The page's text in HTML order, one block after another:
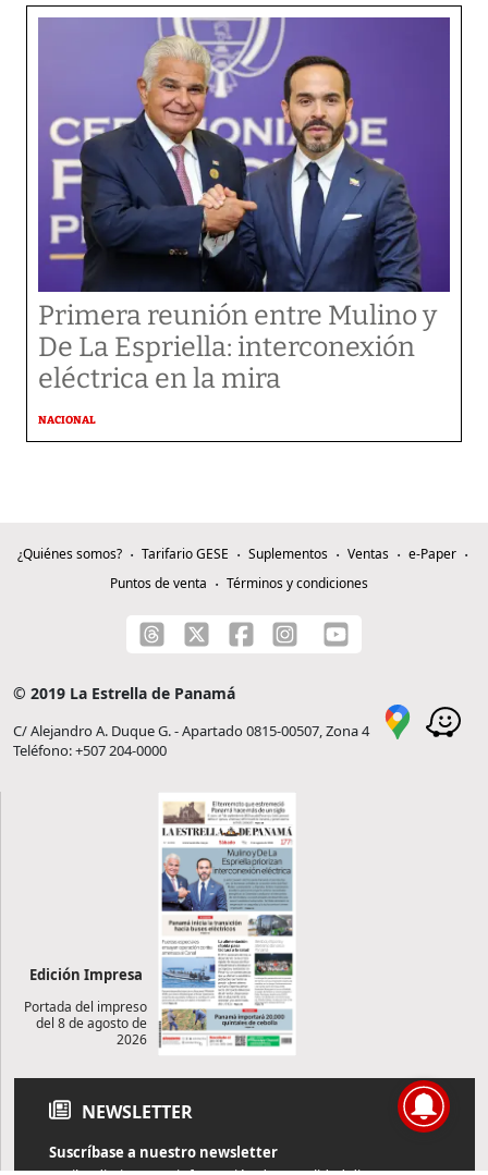
Primera reunión entre Mulino y
De La Espriella: interconexión
eléctrica en la mira
NACIONAL
¿Quiénes somos? Tarifario GESE Suplementos Ventas
e-Paper
Puntos de venta
Términos y condiciones
© 2019 La Estrella de Panamá
C/ Alejandro A. Duque G. - Apartado 0815-00507, Zona 4
Teléfono: +507 204-0000
Edición Impresa
Portada del impreso
del 8 de agosto de
2026
NEWSLETTER
Suscríbase a nuestro newsletter